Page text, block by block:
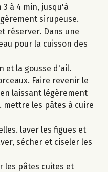
à 4 min, jusqu'à
sirupeuse.
réserver. Dans une
pour la cuisson des
et la gousse d'ail.
Faire revenir le
laissant légèrement
mettre les pâtes à cuire
laver les figues et
sécher et ciseler les
les pâtes cuites et